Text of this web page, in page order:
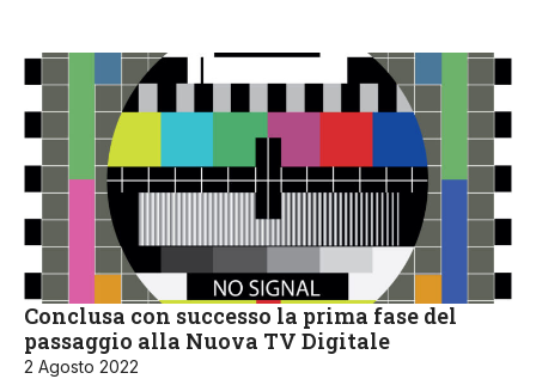
Conclusa con successo la prima fase del
passaggio alla Nuova TV Digitale
2 Agosto 2022